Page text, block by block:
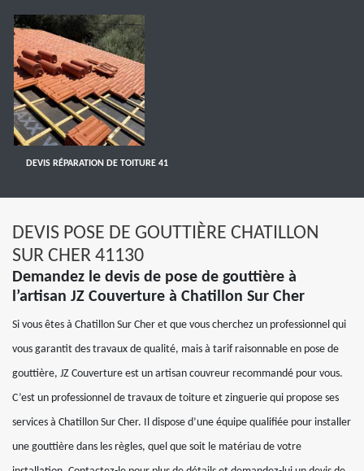
DEVIS RÉPARATION DE TOITURE 41
DEVIS POSE DE GOUTTIÈRE CHATILLON
SUR CHER 41130
Demandez le devis de pose de gouttière à
l’artisan JZ Couverture à Chatillon Sur Cher
Si vous êtes à Chatillon Sur Cher et que vous cherchez un professionnel qui
vous garantit des travaux de qualité, mais à tarif raisonnable en pose de
gouttière, JZ Couverture est un artisan couvreur recommandé pour vous.
C’est un professionnel de travaux de toiture et zinguerie qui propose ses
services à Chatillon Sur Cher. Il dispose d’une équipe qualifiée pour installer
une gouttière dans les règles, quel que soit le matériau de votre